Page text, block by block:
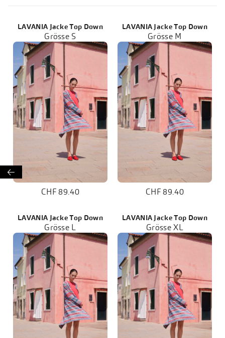

LAVANIA Jacke Top Down
Grösse S
CHF 89.40
LAVANIA Jacke Top Down
Grösse M
CHF 89.40
LAVANIA Jacke Top Down
Grösse L
LAVANIA Jacke Top Down
Grösse XL